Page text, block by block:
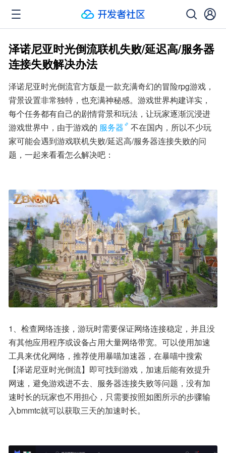
泽诺尼亚时光倒流联机失败/延迟高/服务器
连接失败解决办法
泽诺尼亚时光倒流官方版是一款充满奇幻的冒险rpg游戏，
背景设置非常独特，也充满神秘感。游戏世界构建详实，
每个任务都有自己的剧情背景和玩法，让玩家逐渐沉浸进
游戏世界中，由于游戏的 服务器
不在国内，所以不少玩
家可能会遇到游戏联机失败/延迟高/服务器连接失败的问
题，一起来看看怎么解决吧：
1、检查网络连接，游玩时需要保证网络连接稳定，并且没
有其他应用程序或设备占用大量网络带宽。可以使用加速
工具来优化网络，推荐使用暴喵加速器，在暴喵中搜索
【泽诺尼亚时光倒流】即可找到游戏，加速后能有效提升
网速，避免游戏进不去、服务器连接失败等问题，没有加
速时长的玩家也不用担心，只需要按照如图所示的步骤输
入bmmtc就可以获取三天的加速时长。